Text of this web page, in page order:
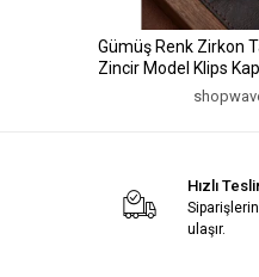
Gümüş Renk Zirkon
Zincir Model Klips
Hızlı
ulaşır.